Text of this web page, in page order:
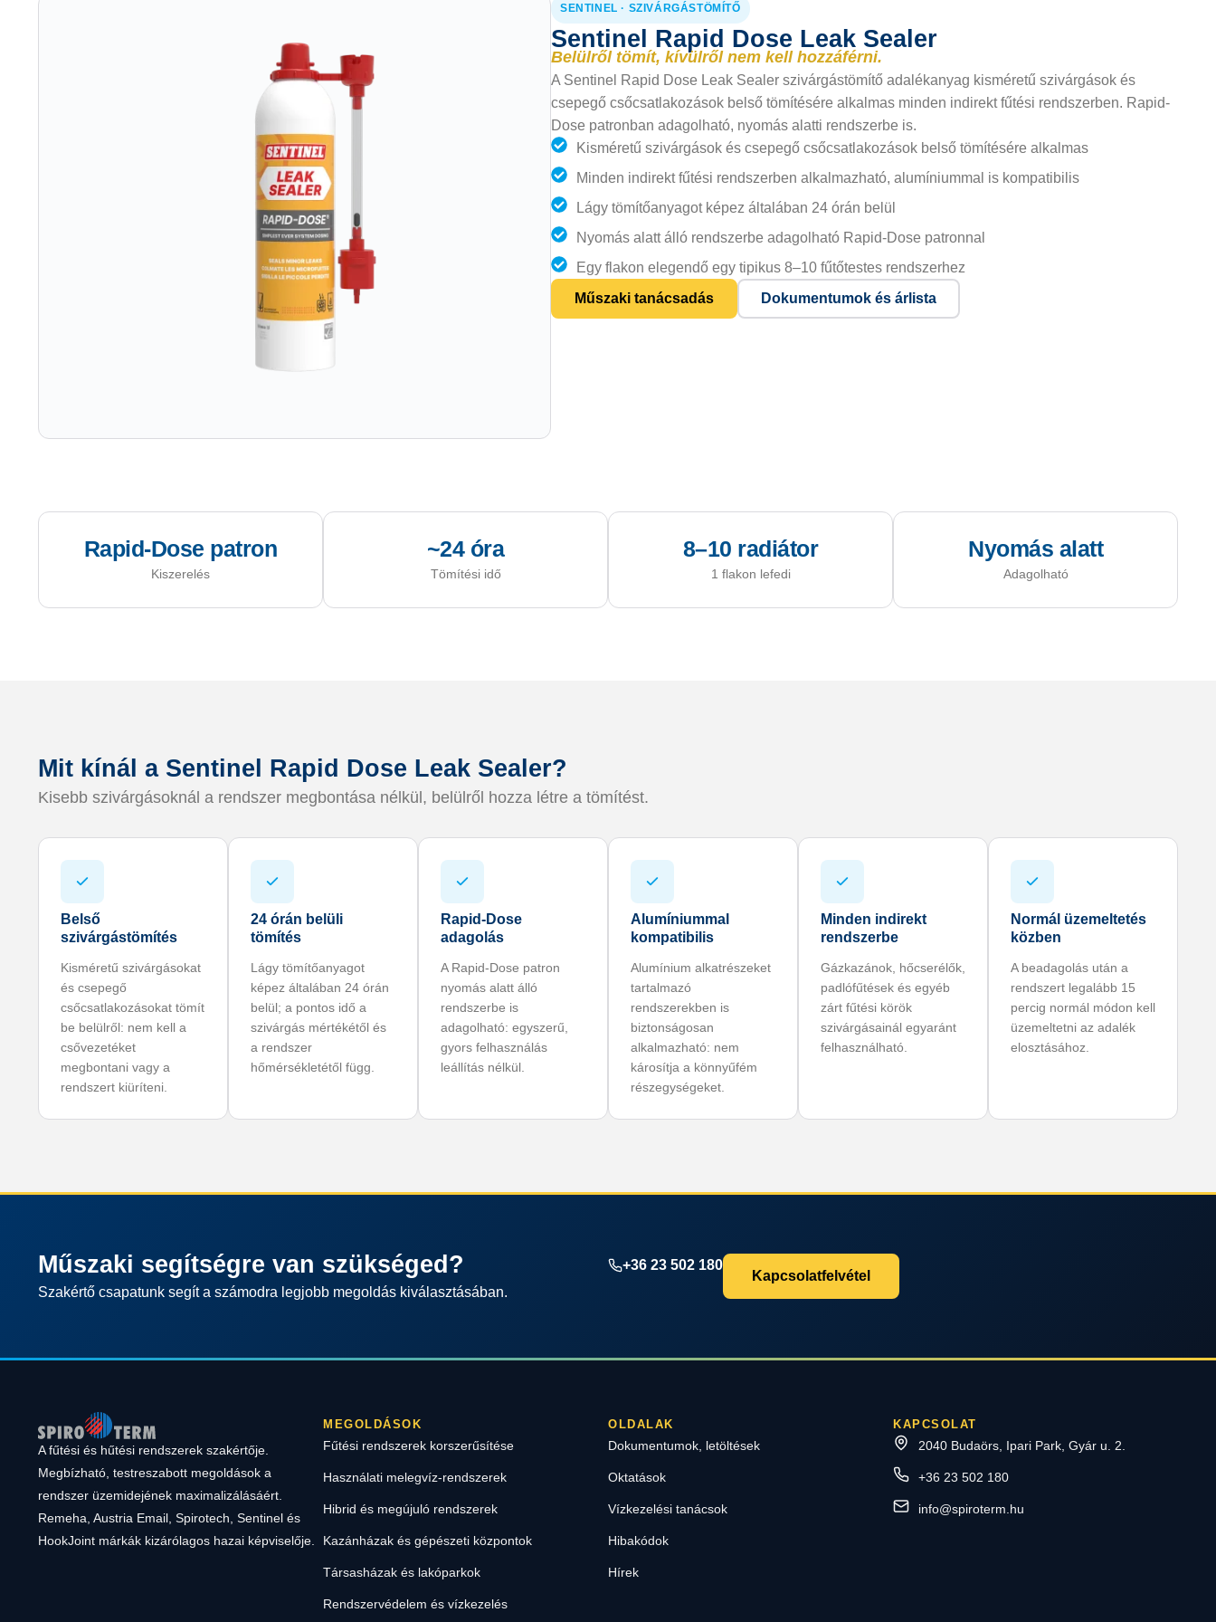
SENTINEL · SZIVÁRGÁSTÖMÍTŐ
Sentinel Rapid Dose Leak Sealer
Belülről tömít, kívülről nem kell hozzáférni.
A Sentinel Rapid Dose Leak Sealer szivárgástömítő adalékanyag kisméretű szivárgások és
csepegő csőcsatlakozások belső tömítésére alkalmas minden indirekt fűtési rendszerben. Rapid-
Dose patronban adagolható, nyomás alatti rendszerbe is.
Kisméretű szivárgások és csepegő csőcsatlakozások belső tömítésére alkalmas
Minden indirekt fűtési rendszerben alkalmazható, alumíniummal is kompatibilis
Lágy tömítőanyagot képez általában 24 órán belül
Nyomás alatt álló rendszerbe adagolható Rapid-Dose patronnal
Egy flakon elegendő egy tipikus 8–10 fűtőtestes rendszerhez
Műszaki tanácsadás
Dokumentumok és árlista
Rapid-Dose patron
Kiszerelés
~24 óra
Tömítési idő
8–10 radiátor
1 flakon lefedi
Nyomás alatt
Adagolható
Mit kínál a Sentinel Rapid Dose Leak Sealer?
Kisebb szivárgásoknál a rendszer megbontása nélkül, belülről hozza létre a tömítést.
Belső
szivárgástömítés
Kisméretű szivárgásokat
és csepegő
csőcsatlakozásokat tömít
be belülről: nem kell a
csővezetéket
megbontani vagy a
rendszert kiüríteni.
24 órán belüli
tömítés
Lágy tömítőanyagot
képez általában 24 órán
belül; a pontos idő a
szivárgás mértékétől és
a rendszer
hőmérsékletétől függ.
Rapid-Dose
adagolás
A Rapid-Dose patron
nyomás alatt álló
rendszerbe is
adagolható: egyszerű,
gyors felhasználás
leállítás nélkül.
Alumíniummal
kompatibilis
Alumínium alkatrészeket
tartalmazó
rendszerekben is
biztonságosan
alkalmazható: nem
károsítja a könnyűfém
részegységeket.
Minden indirekt
rendszerbe
Gázkazánok, hőcserélők,
padlófűtések és egyéb
zárt fűtési körök
szivárgásainál egyaránt
felhasználható.
Normál üzemeltetés
közben
A beadagolás után a
rendszert legalább 15
percig normál módon kell
üzemeltetni az adalék
elosztásához.
Műszaki segítségre van szükséged?
Szakértő csapatunk segít a számodra legjobb megoldás kiválasztásában.
+36 23 502 180
Kapcsolatfelvétel
A fűtési és hűtési rendszerek szakértője.
Megbízható, testreszabott megoldások a
rendszer üzemidejének maximalizálásáért.
Remeha, Austria Email, Spirotech, Sentinel és
HookJoint márkák kizárólagos hazai képviselője.
MEGOLDÁSOK
Fűtési rendszerek korszerűsítése
Használati melegvíz-rendszerek
Hibrid és megújuló rendszerek
Kazánházak és gépészeti központok
Társasházak és lakóparkok
Rendszervédelem és vízkezelés
OLDALAK
Dokumentumok, letöltések
Oktatások
Vízkezelési tanácsok
Hibakódok
Hírek
KAPCSOLAT
2040 Budaörs, Ipari Park, Gyár u. 2.
+36 23 502 180
info@spiroterm.hu